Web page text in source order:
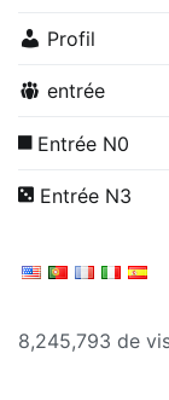
Profil
entrée
Entrée N0
Entrée N3
8,245,793 de